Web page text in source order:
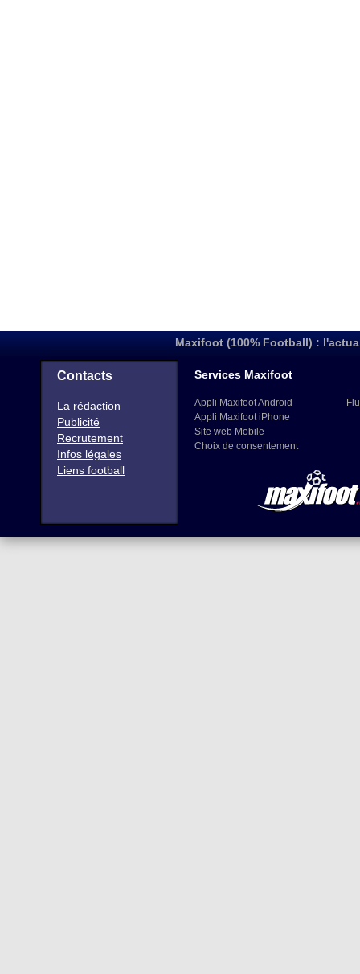
Maxifoot (100% Football) :
Contacts
La rédaction
Publicité
Recrutement
Infos légales
Liens football
Services Maxifoot
Appli Maxifoot Android
Appli Maxifoot iPhone
Site web Mobile
Choix de consentement